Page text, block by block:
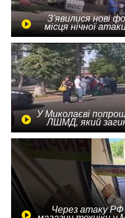
З'явилися нові
місця нічної
У Миколаєві
ЛШМД, який
Через атаку